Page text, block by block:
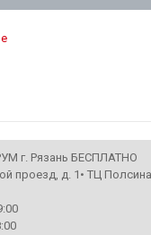
г. Рязань БЕСПЛАТНО
проезд, д. 1• ТЦ